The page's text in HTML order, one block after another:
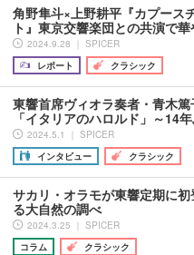
角野隼斗×上野耕平『カプース
ト』東京交響楽団との共演で華
2024.9.28 ｜ SPICER
レポート
クラシック
東響首席ヴィオラ奏者・青木
「イタリアのハロルド」～14
2024.5.1 ｜ SPICER
インタビュー
クラシック
サカリ・オラモが東響定期に
る大自然の調べ
2024.3.25 ｜ SPICER
コラム
クラシック